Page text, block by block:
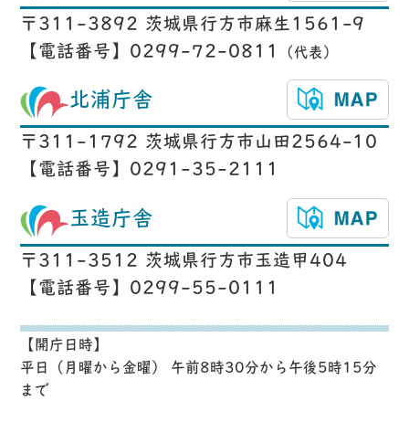
〒311-3892 茨城県行方市麻生1561-9
【電話番号】0299-72-0811
（代表）
北浦庁舎
〒311-1792 茨城県行方市山田2564-10
【電話番号】0291-35-2111
玉造庁舎
〒311-3512 茨城県行方市玉造甲404
【電話番号】0299-55-0111
【開庁日時】
平日（月曜から金曜） 午前8時30分から午後5時15分
まで